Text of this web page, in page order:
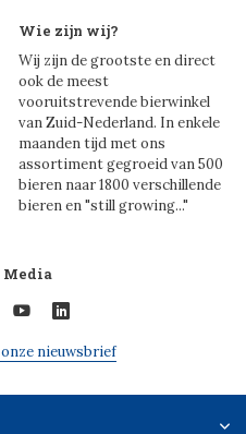
Wie zijn wij?
Wij zijn de grootste en direct
ook de meest
vooruitstrevende bierwinkel
van Zuid-Nederland. In enkele
maanden tijd met ons
assortiment gegroeid van 500
bieren naar 1800 verschillende
bieren en "still growing..."
Media
nieuwsbrief